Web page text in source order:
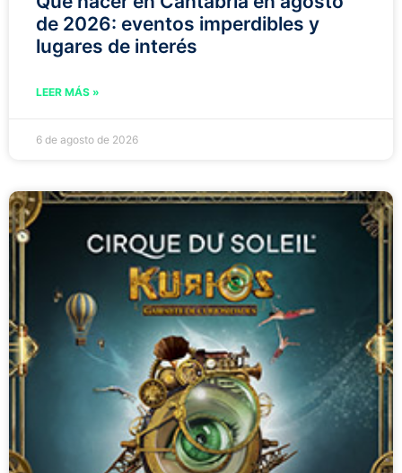
de 2026: eventos imperdibles y
lugares de interés
LEER MÁS »
6 de agosto de 2026